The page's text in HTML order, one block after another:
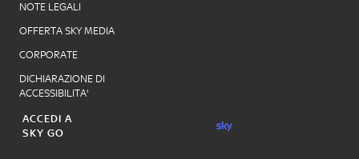
NOTE LEGALI
OFFERTA SKY MEDIA
CORPORATE
DICHIARAZIONE DI
ACCESSIBILITA'
ACCEDI A
SKY GO